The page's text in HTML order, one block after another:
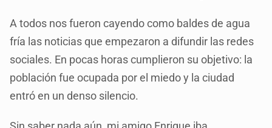
A todos nos fueron cayendo como baldes de agua
fría las noticias que empezaron a difundir las redes
sociales. En pocas horas cumplieron su objetivo: la
población fue ocupada por el miedo y la ciudad
entró en un denso silencio.